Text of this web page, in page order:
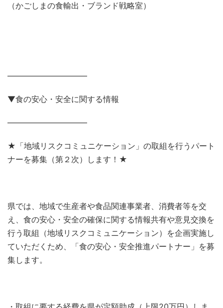
（かごしまの食輸出・ブランド戦略室）
——————————
▼食の安心・安全に関する情報
——————————
★「地域リスクコミュニケーション」の取組を行うパート
ナーを募集（第２次）します！★
県では、地域で生産者や食品関連事業者、消費者等を交
え、食の安心・安全の確保に関する情報共有や意見交換を
行う取組（地域リスクコミュニケーション）を企画実施し
ていただくため、「食の安心・安全推進パートナー」を募
集します。